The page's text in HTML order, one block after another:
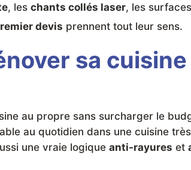
, les chants collés laser, les
devis prennent tout leur sens.
sa
au propre sans surcharger le
au quotidien dans une cuisine
une vraie logique anti-rayures et